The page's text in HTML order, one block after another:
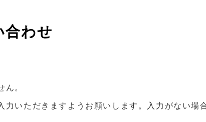
合わせ
ん。
いただきますようお願いします。入力がない場